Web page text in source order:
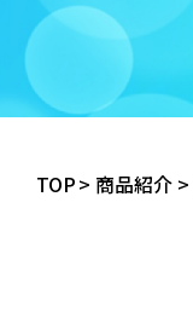
TOP> 商品紹介 >